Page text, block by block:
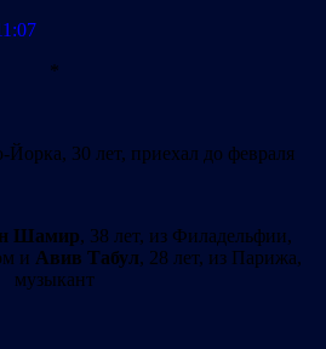
*
30 лет, приехал до февраля
Шамир, 38 лет, из Филадельфии,
и Авив Табул, 28 лет, из Парижа,
музыкант